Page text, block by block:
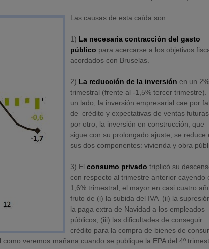
Las causas de esta caída son:
1) La necesaria contracción del gasto
público para acercarse a los objetivos
acordados con Bruselas.
2) La reducción de la inversión en un 2%
trimestral (frente al -1,5% tercer trimestre).
un lado, la inversión empresarial cae por
de crédito y expectativas de ventas
por otro, la inversión en construcción, que
sigue con su prolongado ajuste, se reduce
sus dos componentes: vivienda y obra
3) Elconsumo privadotriplicó su
con respecto al trimestre anterior cayendo
1,6% trimestral, el mayor en casi cuatro
fruto de (i) la subida del IVA (ii) la
la paga extra de Navidad a los empleados
públicos, (iii) las dificultades de conseguir
crédito para la compra de bienes de
veremos mañana cuando se publique la EPA del 4º